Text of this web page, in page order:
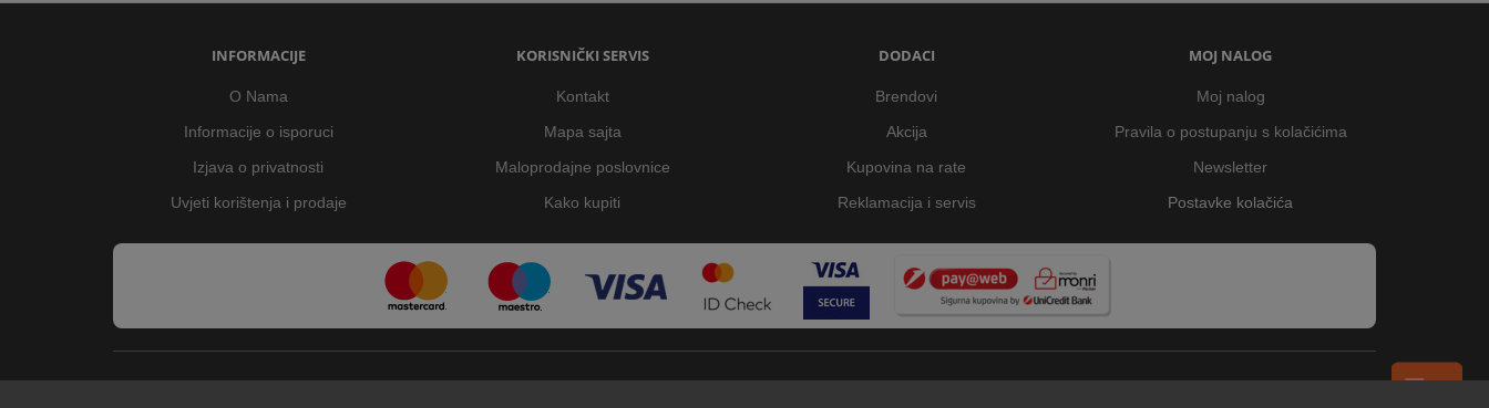
INFORMACIJE
O Nama
Informacije o isporuci
Izjava o privatnosti
Uvjeti korištenja i prodaje
KORISNIČKI SERVIS
Kontakt
Mapa sajta
Maloprodajne poslovnice
Kako kupiti
DODACI
Brendovi
Akcija
Kupovina na rate
Reklamacija i servis
MOJ NALOG
Moj nalog
Pravila o postupanju s kolačićima
Newsletter
Postavke kolačića